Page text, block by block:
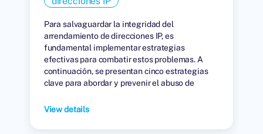
Para salvaguardar la integridad del
arrendamiento de direcciones IP, es
fundamental implementar estrategias
efectivas para combatir estos problemas. A
continuación, se presentan cinco estrategias
clave para abordar y prevenir el abuso de
View details